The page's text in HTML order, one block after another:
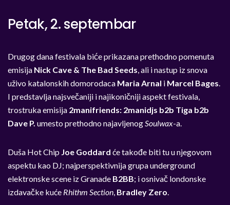
Petak, 2. septembar
Drugog dana festivala biće prikazana prethodno pomenuta
emisija Nick Cave & The Bad Seeds , ali i nastup iz snova
uživo katalonskih domorodaca Maria Arnal i Marcel Bages
I predstavlja najsvečaniji i najikoničniji aspekt festivala,
trostruka emisija 2manifriends: 2manidjs b2b Tiga b2b
Dave P. umesto prethodno najavljenog Soulwax-a.
Duša Hot Chip Joe Goddard će takođe biti tu u njegovom
aspektu kao DJ; najperspektivnija grupa underground
elektronske scene iz Granade B2BB; i osnivač londonske
izdavačke kuće Rhithm Section Bradley Zero